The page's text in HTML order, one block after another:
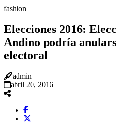
fashion
Elecciones 2016:
Andino podría
electoral
admin
abril 20, 2016